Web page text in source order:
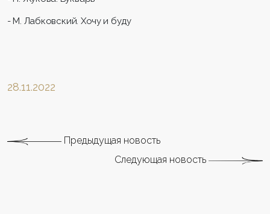
- М. Лабковский. Хочу и буду
28.11.2022
Предыдущая новость
Следующая новость